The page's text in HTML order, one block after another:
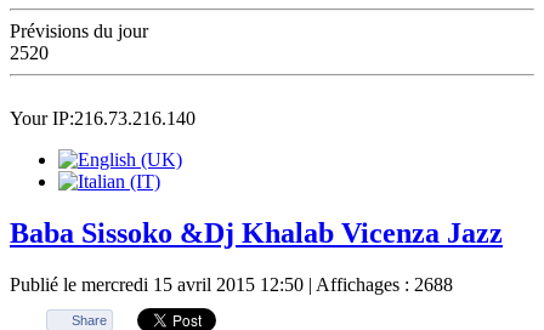
Prévisions du jour
2520
Your IP:216.73.216.140
Baba Sissoko &Dj Khalab Vicenza Jazz
Publié le mercredi 15 avril 2015 12:50 | Affichages : 2688
Share